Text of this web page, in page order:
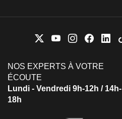
NOS EXPERTS À VOTRE
ÉCOUTE
Lundi - Vendredi 9h-12h / 14h-
18h